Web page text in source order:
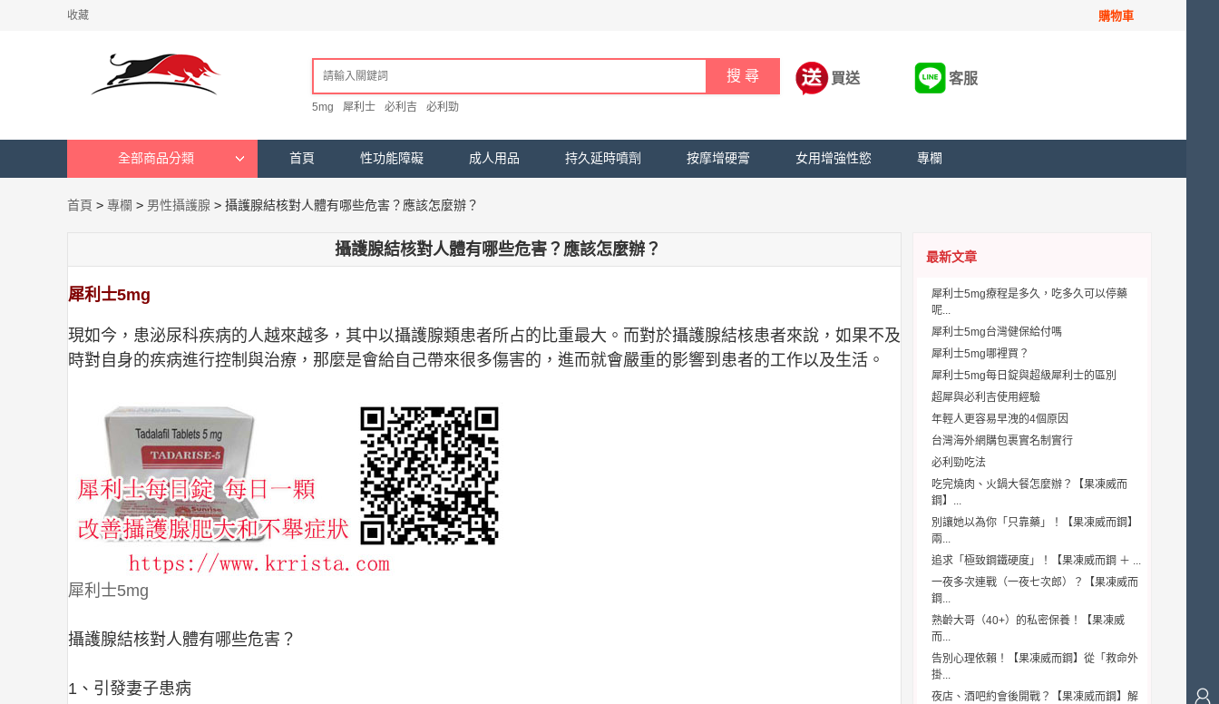
收藏 購物車
5mg 犀利士 必利吉 必利勁
買送 客服
全部商品分類 首頁 性功能障礙 成人用品 持久延時噴劑 按摩增硬膏 女用增強性慾 專欄
首頁 > 專欄 > 男性攝護腺 > 攝護腺結核對人體有哪些危害？應該怎麼辦？
攝護腺結核對人體有哪些危害？應該怎麼辦？
犀利士5mg
現如今，患泌尿科疾病的人越來越多，其中以攝護腺類患者所占的比重最大。而對於攝護腺結核患者來說，如果不及
時對自身的疾病進行控制與治療，那麼是會給自己帶來很多傷害的，進而就會嚴重的影響到患者的工作以及生活。
犀利士5mg
攝護腺結核對人體有哪些危害？
1、引發妻子患病
最新文章
犀利士5mg療程是多久，吃多久可以停藥
呢...
犀利士5mg台灣健保給付嗎
犀利士5mg哪裡買？
犀利士5mg每日錠與超級犀利士的區別
超犀與必利吉使用經驗
年輕人更容易早洩的4個原因
台灣海外網購包裹實名制實行
必利勁吃法
吃完燒肉、火鍋大餐怎麼辦？【果凍威而
鋼】...
別讓她以為你「只靠藥」！【果凍威而鋼】
兩...
追求「極致鋼鐵硬度」！【果凍威而鋼 ＋ ...
一夜多次連戰（一夜七次郎）？【果凍威而
鋼...
熟齡大哥（40+）的私密保養！【果凍威
而...
告別心理依賴！【果凍威而鋼】從「救命外
掛...
夜店、酒吧約會後開戰？【果凍威而鋼】解